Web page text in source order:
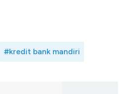
#kredit bank mandiri